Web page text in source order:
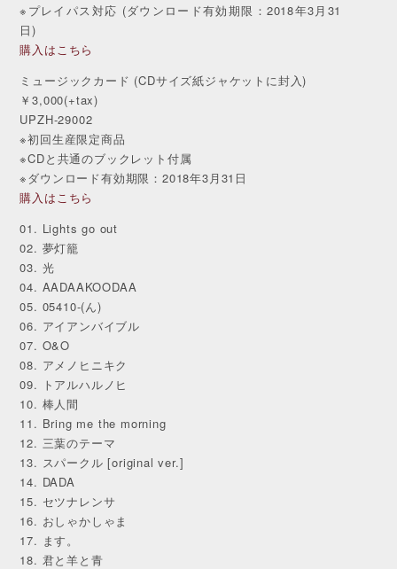
※プレイパス対応 (ダウンロード有効期限：2018年3月31
日)
購入はこちら
ミュージックカード (CDサイズ紙ジャケットに封入)
￥3,000(+tax)
UPZH-29002
※初回生産限定商品
※CDと共通のブックレット付属
※ダウンロード有効期限：2018年3月31日
購入はこちら
01. Lights go out
02. 夢灯籠
03. 光
04. AADAAKOODAA
05. 05410-(ん)
06. アイアンバイブル
07. O&O
08. アメノヒニキク
09. トアルハルノヒ
10. 棒人間
11. Bring me the morning
12. 三葉のテーマ
13. スパークル [original ver.]
14. DADA
15. セツナレンサ
16. おしゃかしゃま
17. ます。
18. 君と羊と青